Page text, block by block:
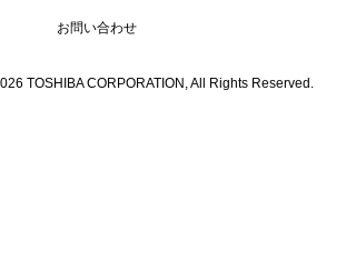
お問い合わせ
TOSHIBA CORPORATION, All Rights Reserved.